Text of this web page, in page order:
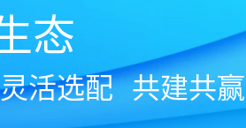
态
灵活选配 共建共赢